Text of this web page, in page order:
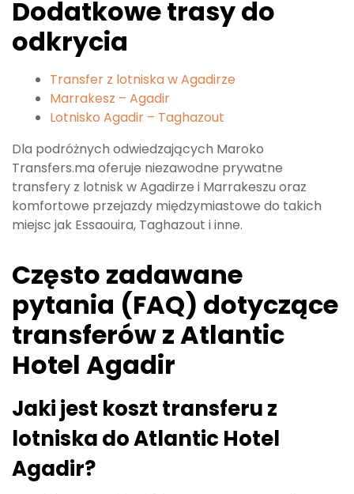
Dodatkowe trasy do
odkrycia
Transfer z lotniska w Agadirze
Marrakesz – Agadir
Lotnisko Agadir – Taghazout
Dla podróżnych odwiedzających Maroko
Transfers.ma oferuje niezawodne prywatne
transfery z lotnisk w Agadirze i Marrakeszu oraz
komfortowe przejazdy międzymiastowe do takich
miejsc jak Essaouira, Taghazout i inne.
Często zadawane
pytania (FAQ) dotyczące
transferów z Atlantic
Hotel Agadir
Jaki jest koszt transferu z
lotniska do Atlantic Hotel
Agadir?